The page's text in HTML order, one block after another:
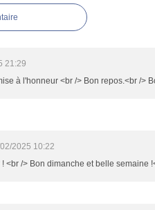
21:29
à l'honneur <br /> Bon repos.<br />
2025 10:22
<br /> Bon dimanche et belle semaine